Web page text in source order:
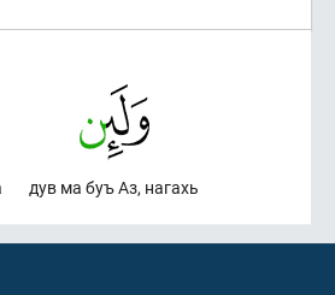
дув ма буъ Аз, нагахь